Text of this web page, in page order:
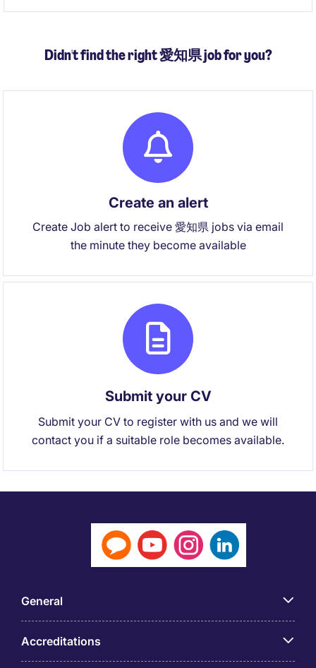
Didn't find the right 愛知県 job for you?
Create an alert
Create Job alert to receive 愛知県 jobs via email
the minute they become available
Submit your CV
Submit your CV to register with us and we will
contact you if a suitable role becomes available.
General
Accreditations